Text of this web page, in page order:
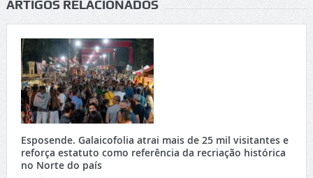
ARTIGOS RELACIONADOS
Esposende. Galaicofolia atrai mais de 25 mil visitantes e
reforça estatuto como referência da recriação histórica
no Norte do país